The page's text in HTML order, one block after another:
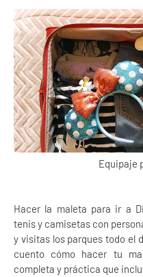
Equipaje
Hacer la maleta para ir a
tenis y camisetas con
y visitas los parques todo el
cuento cómo hacer tu
completa y práctica que